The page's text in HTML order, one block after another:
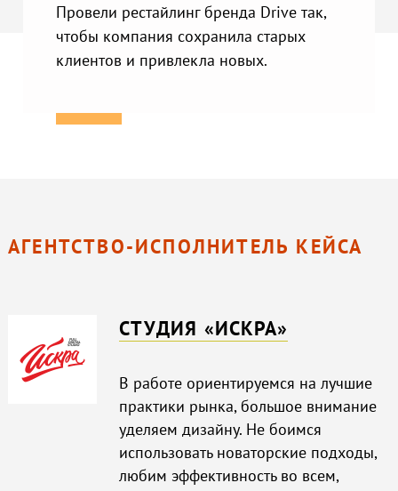
Провели рестайлинг бренда Drive так,
чтобы компания сохранила старых
клиентов и привлекла новых.
АГЕНТСТВО-ИСПОЛНИТЕЛЬ КЕЙСА
CТУДИЯ «ИСКРА»
В работе ориентируемся на лучшие
практики рынка, большое внимание
уделяем дизайну. Не боимся
использовать новаторские подходы,
любим эффективность во всем,